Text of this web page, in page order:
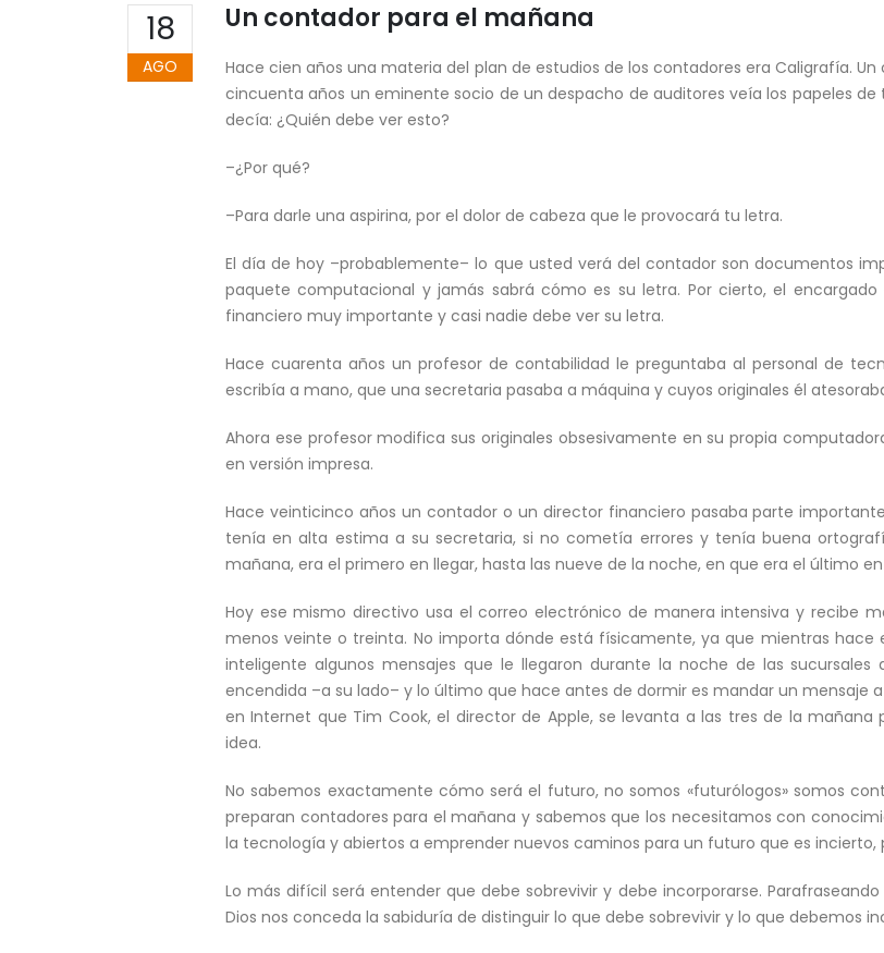
18
AGO
Un contador para el mañana
Hace cien años una materia del plan de estudios de los contadores era Caligrafía.
cincuenta años un eminente socio de un despacho de auditores veía los papeles
decía: ¿Quién debe ver esto?
–¿Por qué?
–Para darle una aspirina, por el dolor de cabeza que le provocará tu letra.
El día de hoy –probablemente– lo que usted verá del contador son documentos
paquete computacional y jamás sabrá cómo es su letra. Por cierto, el
financiero muy importante y casi nadie debe ver su letra.
Hace cuarenta años un profesor de contabilidad le preguntaba al personal de
escribía a mano, que una secretaria pasaba a máquina y cuyos originales él
Ahora ese profesor modifica sus originales obsesivamente en su propia
en versión impresa.
Hace veinticinco años un contador o un director financiero pasaba parte
tenía en alta estima a su secretaria, si no cometía errores y tenía buena
mañana, era el primero en llegar, hasta las nueve de la noche, en que era el último en
Hoy ese mismo directivo usa el correo electrónico de manera intensiva y recibe
menos veinte o treinta. No importa dónde está físicamente, ya que mientras hace
inteligente algunos mensajes que le llegaron durante la noche de las
encendida –a su lado– y lo último que hace antes de dormir es mandar un mensaje
en Internet que Tim Cook, el director de Apple, se levanta a las tres de la mañana
idea.
No sabemos exactamente cómo será el futuro, no somos «futurólogos» somos
preparan contadores para el mañana y sabemos que los necesitamos con
la tecnología y abiertos a emprender nuevos caminos para un futuro que es
Lo más difícil será entender que debe sobrevivir y debe incorporarse.
Dios nos conceda la sabiduría de distinguir lo que debe sobrevivir y lo que debemos